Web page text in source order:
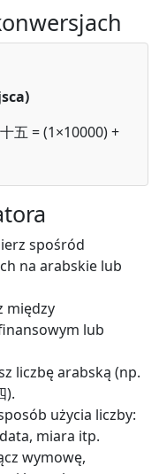
五 = (1×10000) +
spośród
na arabskie lub
między
lub
liczbę arabską (np.
).
użycia liczby:
miara itp.
wymowę,